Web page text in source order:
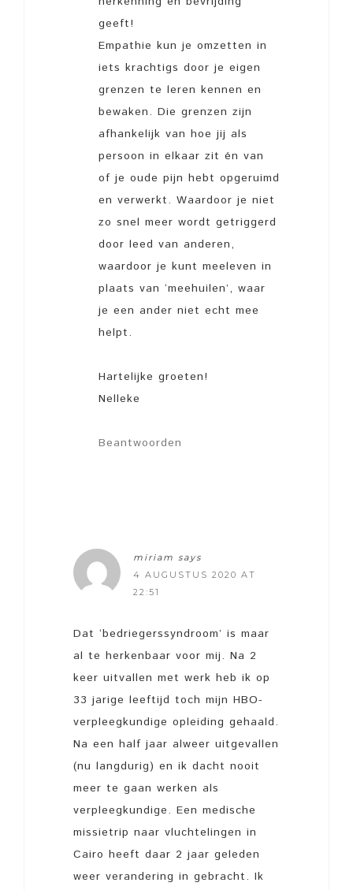
geeft!
Empathie kun je omzetten in
iets krachtigs door je eigen
grenzen te leren kennen en
bewaken. Die grenzen zijn
afhankelijk van hoe jij als
persoon in elkaar zit én van
of je oude pijn hebt opgeruimd
en verwerkt. Waardoor je niet
zo snel meer wordt getriggerd
door leed van anderen,
waardoor je kunt meeleven in
plaats van ‘meehuilen’, waar
je een ander niet echt mee
helpt.
Hartelijke groeten!
Nelleke
Beantwoorden
miriam says
4 AUGUSTUS 2020 AT
22:51
Dat ‘bedriegerssyndroom’ is maar
al te herkenbaar voor mij. Na 2
keer uitvallen met werk heb ik op
33 jarige leeftijd toch mijn HBO-
verpleegkundige opleiding gehaald.
Na een half jaar alweer uitgevallen
(nu langdurig) en ik dacht nooit
meer te gaan werken als
verpleegkundige. Een medische
missietrip naar vluchtelingen in
Cairo heeft daar 2 jaar geleden
weer verandering in gebracht. Ik